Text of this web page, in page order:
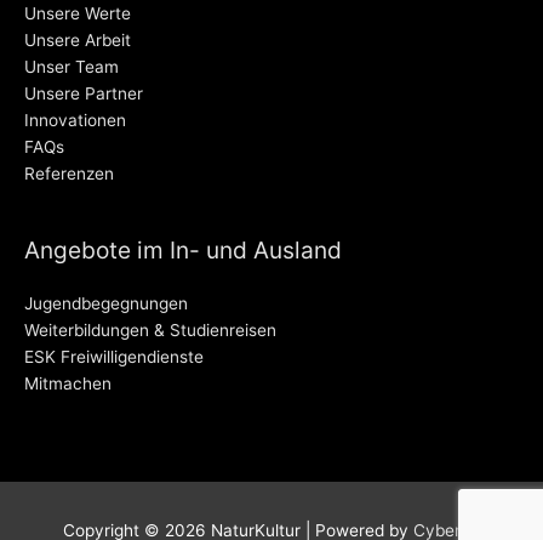
Unsere Werte
Unsere Arbeit
Unser Team
Unsere Partner
Innovationen
FAQs
Referenzen
Angebote im In- und Ausland
Jugendbegegnungen
Weiterbildungen & Studienreisen
ESK Freiwilligendienste
Mitmachen
Copyright © 2026 NaturKultur| Powered by Cyber38